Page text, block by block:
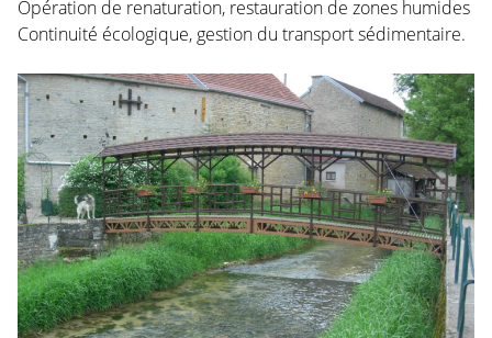
Opération de renaturation, restauration de zones humides
Continuité écologique, gestion du transport sédimentaire.